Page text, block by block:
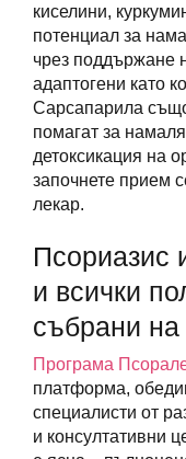
киселини,
потенциал за
чрез поддържане
адаптогени като
Сарсапарила
помагат за
детоксикация на
започнете прием
лекар.
Псориазис
и всички
събрани
Програма
платформа,
специалисти от
и консултативни